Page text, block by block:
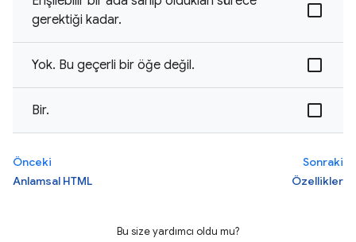
gerektiği kadar.
Yok. Bu geçerli bir öğe değil.
Bir.
Önceki
Anlamsal HTML
Sonraki
Özellikler
Bu size yardımcı oldu mu?